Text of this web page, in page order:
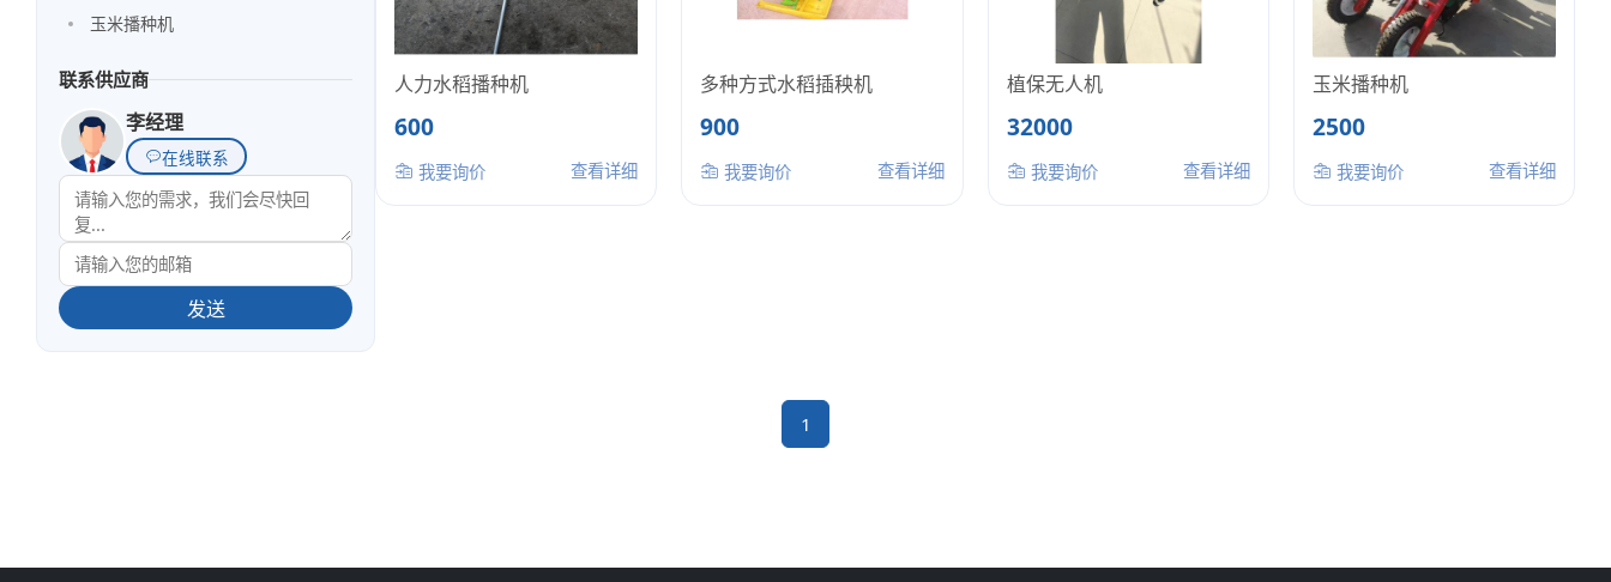
玉米播种机
联系供应商
李经理
在线联系
发送
人力水稻播种机
600
我要询价 查看详细
多种方式水稻插秧机
900
我要询价 查看详细
植保无人机
32000
我要询价 查看详细
玉米播种机
2500
我要询价 查看详细
1